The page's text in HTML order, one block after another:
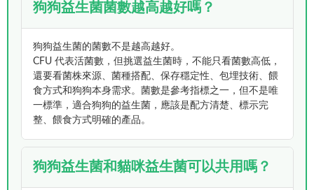
狗狗益生菌菌數越高越好嗎？
狗狗益生菌的菌數不是越高越好。
CFU 代表活菌數，但挑選益生菌時，不能只看菌數高低，
還要看菌株來源、菌種搭配、保存穩定性、包埋技術、餵
食方式和狗狗本身需求。菌數是參考指標之一，但不是唯
一標準，適合狗狗的益生菌，應該是配方清楚、標示完
整、餵食方式明確的產品。
狗狗益生菌和貓咪益生菌可以共用嗎？